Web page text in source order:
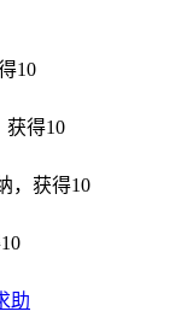
10
获得10
，获得10
10
助